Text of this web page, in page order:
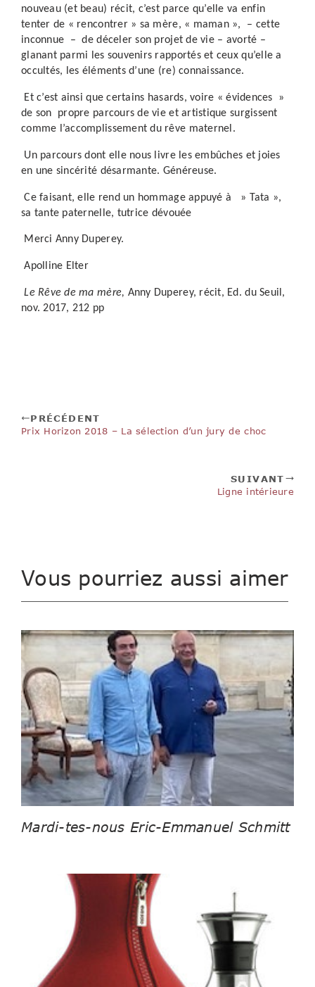
nouveau (et beau) récit, c’est parce qu’elle va enfin
tenter de « rencontrer » sa mère, « maman », – cette
inconnue – de déceler son projet de vie – avorté –
glanant parmi les souvenirs rapportés et ceux qu’elle a
occultés, les éléments d’une (re) connaissance.
Et c’est ainsi que certains hasards, voire « évidences »
de son propre parcours de vie et artistique surgissent
comme l’accomplissement du rêve maternel.
Un parcours dont elle nous livre les embûches et joies
en une sincérité désarmante. Généreuse.
Ce faisant, elle rend un hommage appuyé à » Tata »,
sa tante paternelle, tutrice dévouée
Merci Anny Duperey.
Apolline Elter
Le Rêve de ma mère, Anny Duperey, récit, Ed. du Seuil,
nov. 2017, 212 pp
PRÉCÉDENT
Prix Horizon 2018 – La sélection d’un jury de choc
SUIVANT
Ligne intérieure
Vous pourriez aussi aimer
Mardi-tes-nous Eric-Emmanuel Schmitt